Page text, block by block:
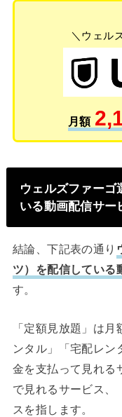
＼ウェル
月額
ウェルズファーゴ
いる動画配信サー
結論、下記表の通り
ツ）を配信している
す。
「定額見放題」は
ンタル」「宅配レン
金を支払って見れる
で見れるサービス、
スを指します。